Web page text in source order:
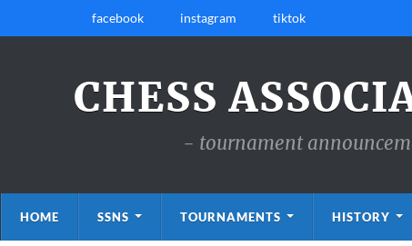
facebook instagram tiktok
CHESS
- tournament
HOME SSNS TOURNAMENTS HISTORY